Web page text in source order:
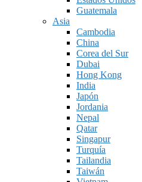
Guatemala
Asia
Cambodia
China
Corea del Sur
Dubai
Hong Kong
India
Japón
Jordania
Nepal
Qatar
Singapur
Turquía
Tailandia
Taiwán